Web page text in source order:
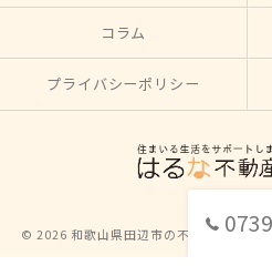
コラム
プライバシーポリシー
© 2026 和歌山県田辺市の不動産ならはる